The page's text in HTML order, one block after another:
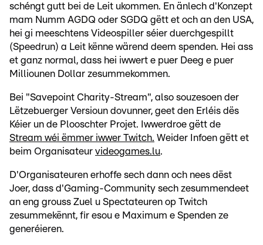
schéngt gutt bei de Leit ukommen. En änlech d'Konzept
mam Numm AGDQ oder SGDQ gëtt et och an den USA,
hei gi meeschtens Videospiller séier duerchgespillt
(Speedrun) a Leit kënne wärend deem spenden. Hei ass
et ganz normal, dass hei iwwert e puer Deeg e puer
Milliounen Dollar zesummekommen.
Bei "Savepoint Charity-Stream", also souzesoen der
Lëtzebuerger Versioun dovunner, geet den Erléis dës
Kéier un de Plooschter Projet. Iwwerdroe gëtt de
Stream wéi ëmmer iwwer Twitch. Weider Infoen gëtt et
beim Organisateur videogames.lu.
D'Organisateuren erhoffe sech dann och nees dëst
Joer, dass d'Gaming-Community sech zesummendeet
an eng grouss Zuel u Spectateuren op Twitch
zesummekënnt, fir esou e Maximum e Spenden ze
generéieren.